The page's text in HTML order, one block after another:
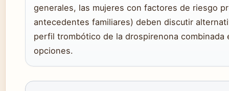
generales, las mujeres con factores de riesgo
antecedentes familiares) deben discutir
perfil trombótico de la drospirenona
opciones.